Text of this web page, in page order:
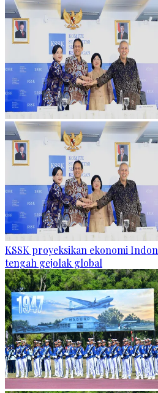
KSSK proyeksikan ekonomi
tengah gejolak global